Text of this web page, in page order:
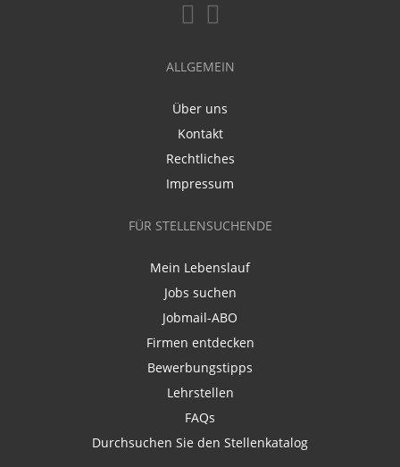
ALLGEMEIN
Über uns
Kontakt
Rechtliches
Impressum
FÜR STELLENSUCHENDE
Mein Lebenslauf
Jobs suchen
Jobmail-ABO
Firmen entdecken
Bewerbungstipps
Lehrstellen
FAQs
Durchsuchen Sie den Stellenkatalog